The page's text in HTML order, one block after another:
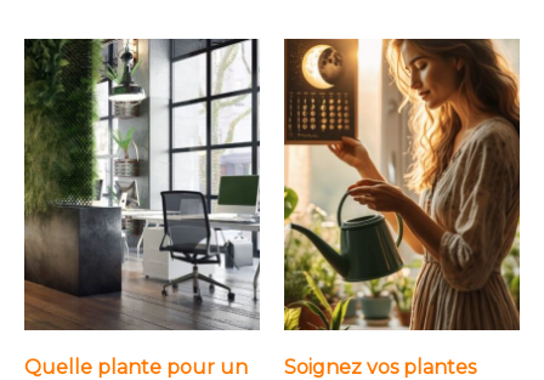
Quelle plante pour un
Soignez vos plantes